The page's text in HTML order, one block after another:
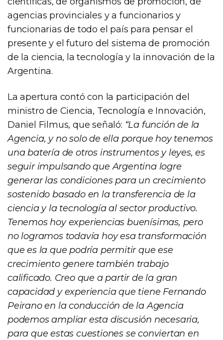
agencias provinciales y a funcionarios y
funcionarias de todo el país para pensar el
presente y el futuro del sistema de promoción
de la ciencia, la tecnología y la innovación de la
Argentina.
La apertura contó con la participación del
ministro de Ciencia, Tecnología e Innovación,
Daniel Filmus, que señaló: “La función de la
Agencia, y no solo de ella porque hoy tenemos
una batería de otros instrumentos y leyes, es
seguir impulsando que Argentina logre
generar las condiciones para un crecimiento
sostenido basado en la transferencia de la
ciencia y la tecnología al sector productivo.
Tenemos hoy experiencias buenísimas, pero
no logramos todavía hoy esa transformación
que es la que podría permitir que ese
crecimiento genere también trabajo
calificado. Creo que a partir de la gran
capacidad y experiencia que tiene Fernando
Peirano en la conducción de la Agencia
podemos ampliar esta discusión necesaria,
para que estas cuestiones se conviertan en